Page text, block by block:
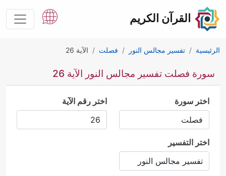
القرآن الكريم
الرئيسية تفسير مجالس النور فصلت الآية 26
سورة فصلت تفسير مجالس النور الآية 26
اختر سورة اختر رقم الآية
اختر التفسير